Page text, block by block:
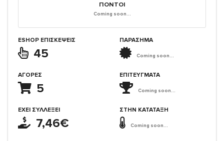
ΠΌΝΤΟΙ
Coming soon...
ESHOP ΕΠΙΣΚΈΨΕΙΣ
45
ΑΓΟΡΈΣ
5
ΈΧΕΙ ΣΥΛΛΈΞΕΙ
7,46€
ΠΑΡΑΣΗΜΑ
Coming soon...
ΕΠΙΤΕΎΓΜΑΤΑ
Coming soon...
ΣΤΗΝ ΚΑΤΆΤΑΞΗ
Coming soon...